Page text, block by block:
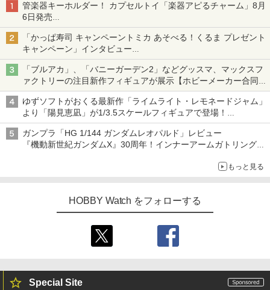
管楽器キーホルダー！ カプセルトイ「楽器アピるチャーム」8月
6日発売
チューバ、テナサクなど5種各3色
「かっぱ寿司 キャンペーントミカ あそべる！くるま プレゼント
キャンペーン」インタビュー
子どもが楽しめるかっぱ寿司ならではの体験とコラボの楽しさを
追求
「ブルアカ」、「バニーガーデン2」などグッスマ、マックスフ
ァクトリーの注目新作フィギュアが展示【ホビーメーカー合同展
示会】
ゆずソフトがおくる最新作「ライムライト・レモネードジャム」
より「陽見恵凪」が1/3.5スケールフィギュアで登場！
メガネ姿も表現できるオプションパーツが付属
ガンプラ「HG 1/144 ガンダムレオパルド」レビュー
『機動新世紀ガンダムX』30周年！インナーアームガトリングの
もっと見る
HOBBY Watch をフォローする
Special Site